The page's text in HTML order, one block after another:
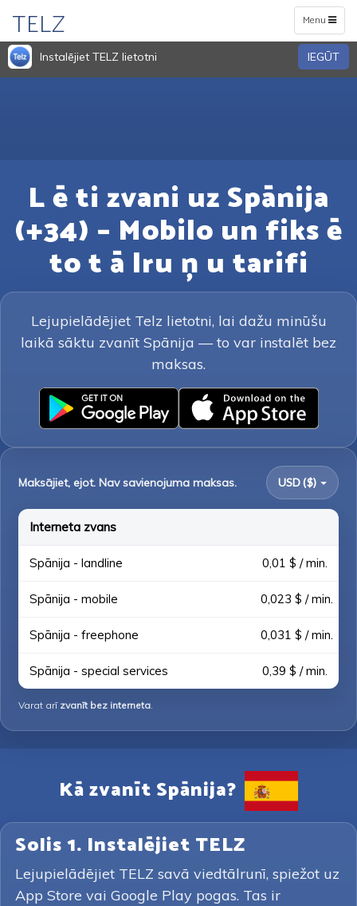
Toggle
navigation
Menu
TELZ
Instalējiet TELZ lietotni IEGŪT
L ē ti zvani uz Spānija
(+34) – Mobilo un fiks ē
to t ā lru ņ u tarifi
Lejupielādējiet Telz lietotni, lai dažu minūšu
laikā sāktu zvanīt Spānija — to var instalēt bez
maksas.
Maksājiet, ejot. Nav savienojuma maksas. USD ($)
Interneta zvans
Spānija - landline 0,01 $ / min.
Spānija - mobile 0,023 $ / min.
Spānija - freephone 0,031 $ / min.
Spānija - special services 0,39 $ / min.
Varat arī zvanīt bez interneta.
Kā zvanīt Spānija?
Solis 1. Instalējiet TELZ
Lejupielādējiet TELZ savā viedtālrunī, spiežot uz
App Store vai Google Play pogas. Tas ir